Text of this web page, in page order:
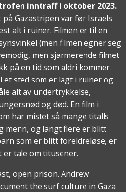
inntraff i oktober 2023.
på Gazastripen var før Israels
alt i ruiner. Filmen er til en
(men filmen egner seg
men sjarmerende filmet
på en tid som aldri kommer
et sted som er lagt i ruiner og
alt av undertrykkelse,
og død. En film i
har mistet så mange titalls
menn, og langt flere er blitt
som er blitt foreldreløse, er
er tale om titusener.
open prison. Andrew
the surf culture in Gaza